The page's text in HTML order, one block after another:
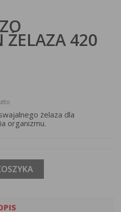
ŻELAZA 420
żelaza dla
organizmu.